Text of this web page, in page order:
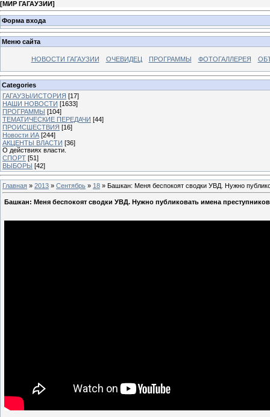
[МИР ГАГАУЗИИ]
Форма входа
Меню сайта
НОВОСТИ ГАГАУЗИИ ОЧЕВИДЕЦ ПРОГРАММЫ ФОТОГАЛЛЕРЕЯ
Categories
ГАГАУЗЫ/ИСТОРИЯ [17]
НАШИ НОВОСТИ [1633]
ПРОГРАММЫ [104]
ТЕМАТИЧЕСКИЕ ПЕРЕДАЧИ [44]
ПРОИСШЕСТВИЯ [16]
Новости ИА [244]
АКЦЕНТЫ ВЛАСТИ [36]
О действиях власти.
СПОРТ [51]
ВЫБОРЫ [42]
Главная » 2013 » Сентябрь » 18 » Башкан: Меня беспокоят сводки УВД. Нужно
Башкан: Меня беспокоят сводки УВД. Нужно публиковать имена